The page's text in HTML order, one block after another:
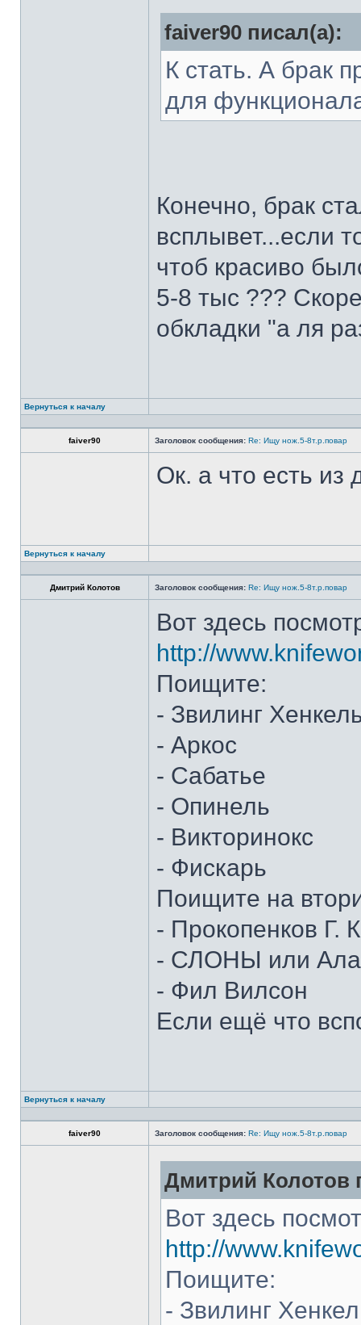
faiver90 писал(а):
К стать. А брак
для
Конечно, брак
всплывет...если
чтоб красиво
5-8 тыс ???
обкладки "а ля
Вернуться к началу
faiver90 Заголовок сообщения: Re: Ищу нож.5-8т.р.повар
Ок. а что есть из
Вернуться к началу
Дмитрий Колотов Заголовок сообщения: Re: Ищу нож.5-8т.р.повар
Вот здесь
http://
Поищите:
- Звилинг
- Аркос
- Сабатье
- Опинель
- Викторинокс
- Фискарь
Поищите на
- Прокопенков Г.
- СЛОНЫ или
- Фил Вилсон
Если ещё что
Вернуться к началу
faiver90 Заголовок сообщения: Re: Ищу нож.5-8т.р.повар
Дмитрий Колотов
Вот здесь
http://
Поищите:
- Звилинг